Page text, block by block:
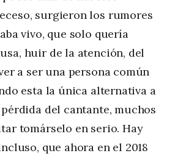
surgieron los rumores
vivo, que solo quería
huir de la atención, del
a ser una persona común
esta la única alternativa a
del cantante, muchos
tomárselo en serio. Hay
que ahora en el 2018